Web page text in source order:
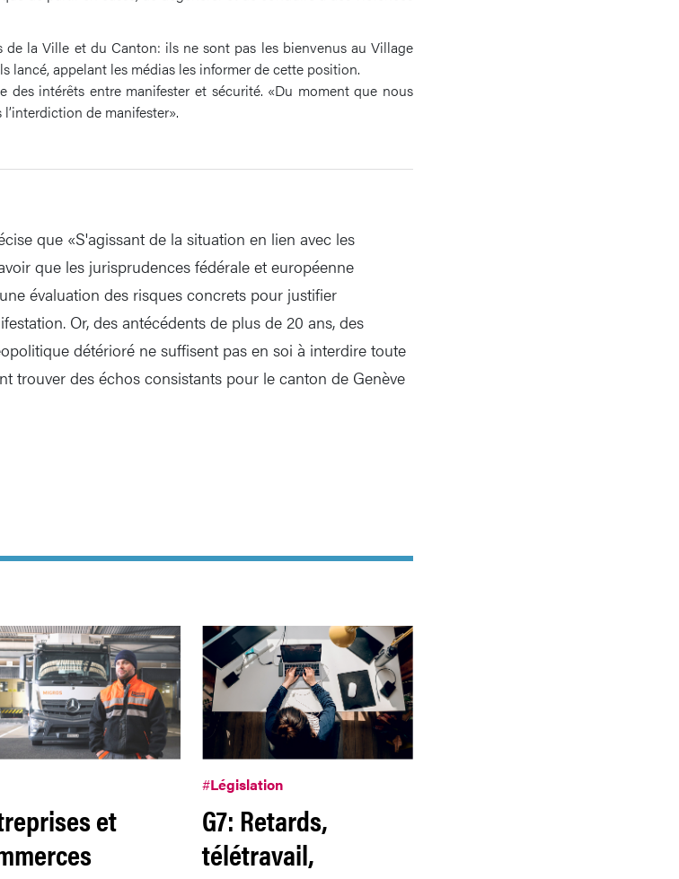
la Ville et du Canton: ils ne sont pas les bienvenus au Village
lancé, appelant les médias les informer de cette position.
des intérêts entre manifester et sécurité. «Du moment que nous
de manifester».
que «S'agissant de la situation en lien avec les
que les jurisprudences fédérale et européenne
évaluation des risques concrets pour justifier
Or, des antécédents de plus de 20 ans, des
détérioré ne suffisent pas en soi à interdire toute
trouver des échos consistants pour le canton de Genève
et
#Législation
G7: Retards,
télétravail,